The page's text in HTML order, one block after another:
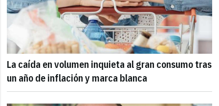
La caída en volumen inquieta al gran consumo tras
un año de inflación y marca blanca